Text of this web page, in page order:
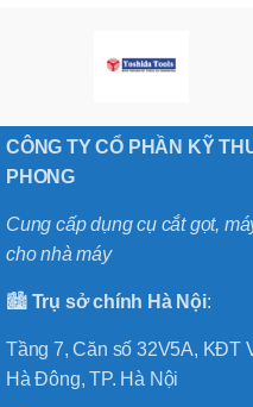
CÔNG TY CỔ PHẦN KỸ
PHONG
Cung cấp dụng cụ cắt gọt,
cho nhà máy
🏙️ Trụ sở chính Hà Nội:
Tầng 7, Căn số 32V5A, KĐT
Hà Đông, TP. Hà Nội